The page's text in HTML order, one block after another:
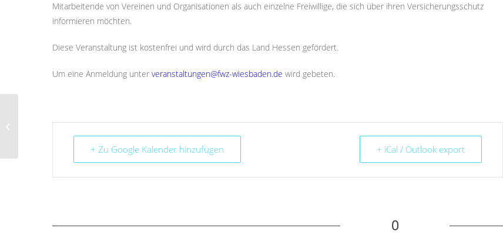
Mitarbeitende von Vereinen und Organisationen als auch einzelne Freiwillige, die sich über ihren Versicherungsschutz
informieren möchten.
Diese Veranstaltung ist kostenfrei und wird durch das Land Hessen gefördert.
Um eine Anmeldung unter veranstaltungen@fwz-wiesbaden.de wird gebeten.
+ Zu Google Kalender hinzufügen + iCal / Outlook export
0
verschoben: Wir
verstehen uns! Keine